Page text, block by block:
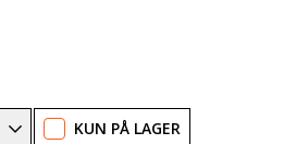
KUN PÅ LAGER